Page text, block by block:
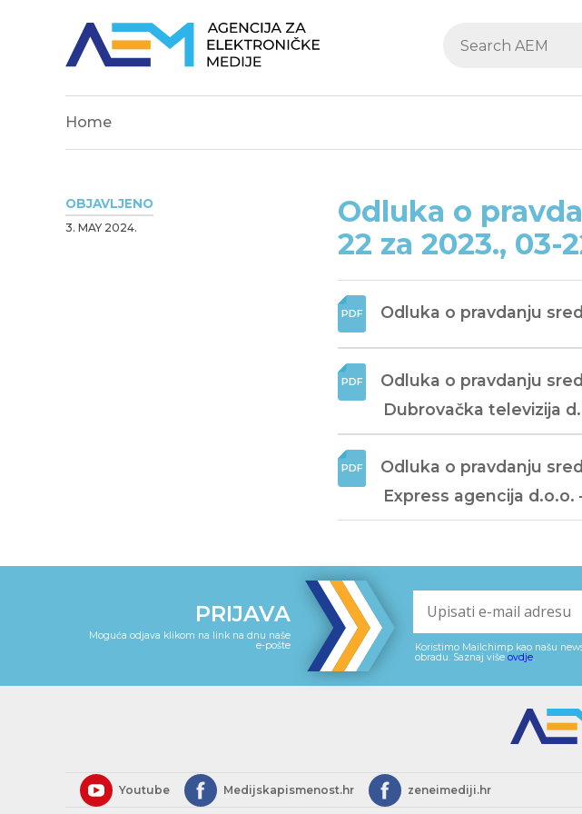
Home
OBJAVLJENO
3. MAY 2024.
Odluka o
22 za 2023., 03-
Odluka o pravdanju
Odluka o pravdanju
Dubrovačka televizija
Odluka o pravdanju
Express agencija d.o.o.
PRIJAVA
Moguća odjava klikom na link na dnu naše
e-pošte
Koristimo Mailchimp kao našu
obradu. Saznaj više ovdje.
Youtube Medijskapismenost.hr zeneimediji.hr